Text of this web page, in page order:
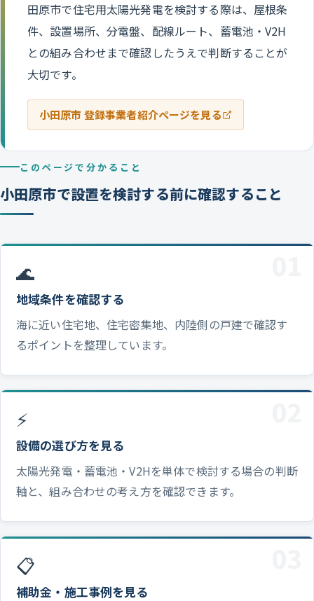
田原市で住宅用太陽光発電を検討する際は、屋根条
件、設置場所、分電盤、配線ルート、蓄電池・V2H
との組み合わせまで確認したうえで判断することが
大切です。
小田原市 登録事業者紹介ページを見る
このページで分かること
小田原市で設置を検討する前に確認すること
🌊
地域条件を確認する
海に近い住宅地、住宅密集地、内陸側の戸建で確認す
るポイントを整理しています。
⚡
設備の選び方を見る
太陽光発電・蓄電池・V2Hを単体で検討する場合の判断
軸と、組み合わせの考え方を確認できます。
📋
補助金・施工事例を見る